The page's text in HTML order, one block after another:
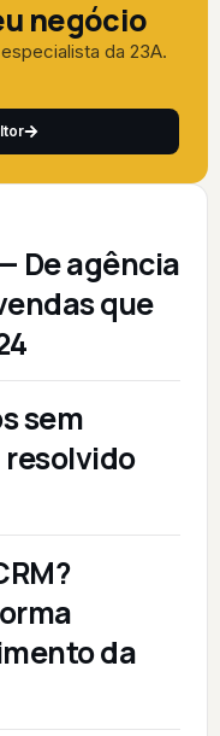
negócio
da 23A.
De agência
que
sem
resolvido
da